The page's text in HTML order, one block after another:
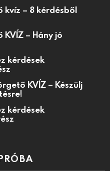
kvíz – 8 kérdésből
– Hány jó
kérdések
KVÍZ – Készülj
kérdések